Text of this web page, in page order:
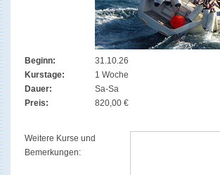
Beginn:
31.10.26
Kurstage:
1 Woche
Dauer:
Sa-Sa
Preis:
820,00 €
Weitere Kurse und
Bemerkungen: